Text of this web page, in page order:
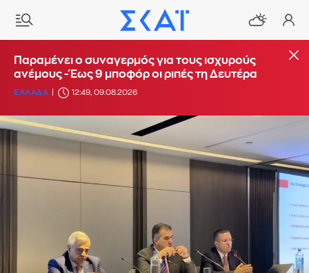
Παραμένει ο συναγερμός για τους ισχυρούς
ανέμους - Έως 9 μποφόρ οι ριπές τη Δευτέρα
ΕΛΛΑΔΑ 12:49, 09.08.2026